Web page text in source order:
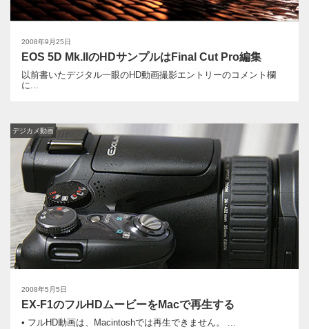
2008年9月25日
EOS 5D Mk.IIのHDサンプルはFinal Cut Pro編集
以前書いたデジタル一眼のHD動画撮影エントリーのコメント欄
に...
2008年5月5日
デジカメ動画
EX-F1のフルHDムービーをMacで再生する
• フルHD動画は、Macintoshでは再生できません。 ...